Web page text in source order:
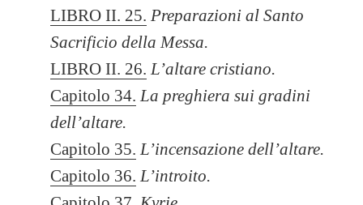
LIBRO II. 25. Preparazioni al Santo
Sacrificio della Messa.
LIBRO II. 26. L’altare cristiano.
Capitolo 34. La preghiera sui gradini
dell’altare.
Capitolo 35. L’incensazione dell’altare.
Capitolo 36. L’introito.